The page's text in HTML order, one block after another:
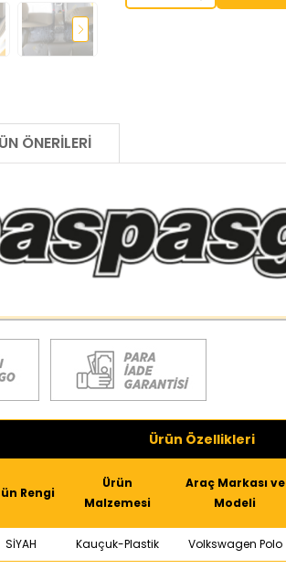
ÖNERILERI
Ürün Özellikleri
Rengi
Ürün
Malzemesi
Araç Markası ve
Modeli
SİYAH Kauçuk-Plastik Volkswagen Polo